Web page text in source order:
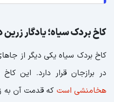
کاخ بردک سیاه؛ یادگار
کاخ بردک سیاه یکی دیگر از
در برازجان قرار دارد. این کاخ
هخامنشی است که قدمت آن به